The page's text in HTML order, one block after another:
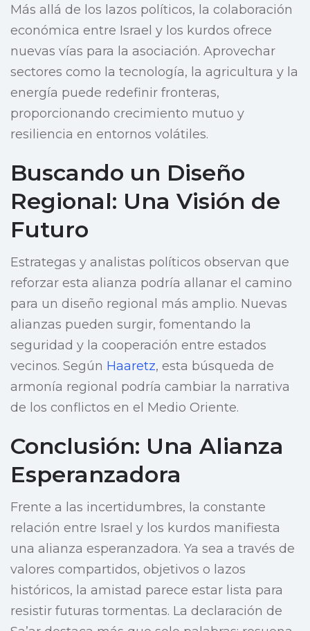
Más allá de los lazos políticos, la colaboración
económica entre Israel y los kurdos ofrece
nuevas vías para la asociación. Aprovechar
sectores como la tecnología, la agricultura y la
energía puede redefinir fronteras,
proporcionando crecimiento mutuo y
resiliencia en entornos volátiles.
Buscando un Diseño
Regional: Una Visión de
Futuro
Estrategas y analistas políticos observan que
reforzar esta alianza podría allanar el camino
para un diseño regional más amplio. Nuevas
alianzas pueden surgir, fomentando la
seguridad y la cooperación entre estados
vecinos. Según Haaretz, esta búsqueda de
armonía regional podría cambiar la narrativa
de los conflictos en el Medio Oriente.
Conclusión: Una Alianza
Esperanzadora
Frente a las incertidumbres, la constante
relación entre Israel y los kurdos manifiesta
una alianza esperanzadora. Ya sea a través de
valores compartidos, objetivos o lazos
históricos, la amistad parece estar lista para
resistir futuras tormentas. La declaración de